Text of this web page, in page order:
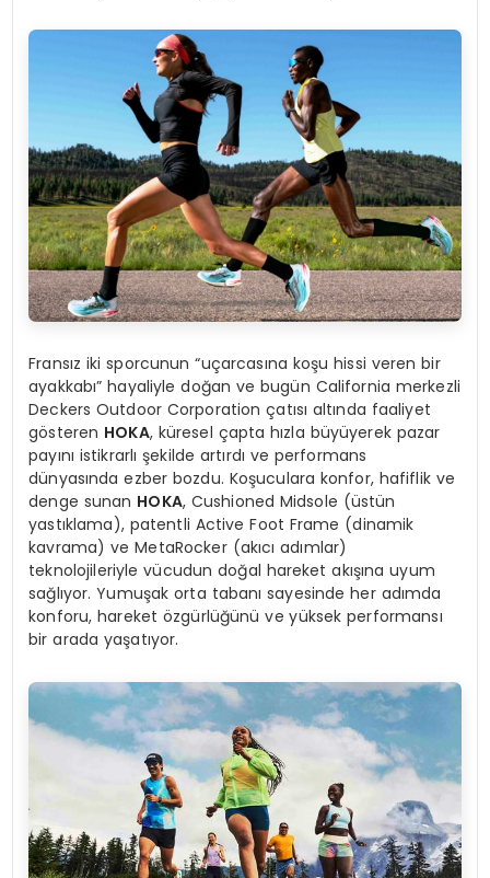
Fransız iki sporcunun “uçarcasına koşu hissi veren bir
ayakkabı” hayaliyle doğan ve bugün California merkezli
Deckers Outdoor Corporation çatısı altında faaliyet
gösteren HOKA, küresel çapta hızla büyüyerek pazar
payını istikrarlı şekilde artırdı ve performans
dünyasında ezber bozdu. Koşuculara konfor, hafiflik ve
denge sunan HOKA, Cushioned Midsole (üstün
yastıklama), patentli Active Foot Frame (dinamik
kavrama) ve MetaRocker (akıcı adımlar)
teknolojileriyle vücudun doğal hareket akışına uyum
sağlıyor. Yumuşak orta tabanı sayesinde her adımda
konforu, hareket özgürlüğünü ve yüksek performansı
bir arada yaşatıyor.